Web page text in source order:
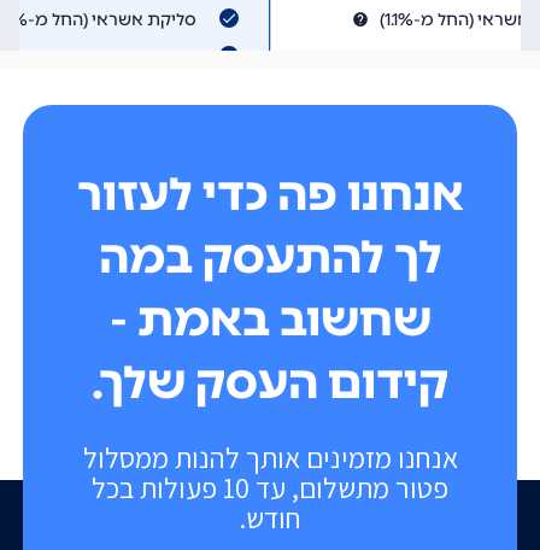
אנחנו מזמינים אותך להנות ממסלול
פטור מתשלום, עד 10 פעולות בכל
חודש.
אנחנו פה כדי לעזור
לך להתעסק במה
שחשוב באמת -
קידום העסק שלך.